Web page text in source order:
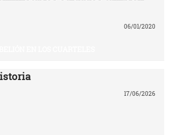
06/01/2020
17/06/2026